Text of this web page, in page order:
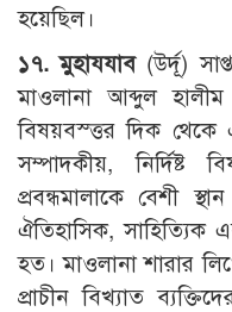
হয়েছিল।
১৭. মুহাযযাব(উর্দূ)
মাওলানা আব্দুল
বিষয়বস্ত্তর দিক থেকে
সম্পাদকীয়, নির্দিষ্ট
প্রবন্ধমালাকে বেশী
ঐতিহাসিক, সাহিত্যিক
হত। মাওলানা শারার
প্রাচীন বিখ্যাত